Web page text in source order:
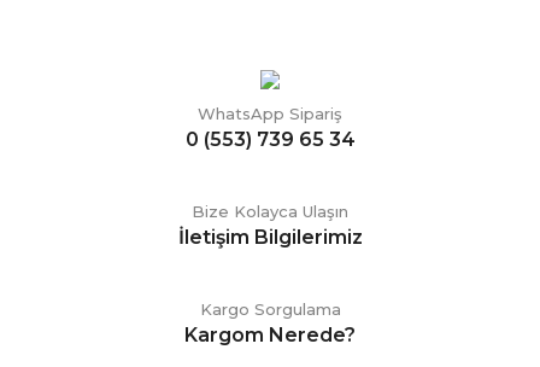
WhatsApp Sipariş
0 (553) 739 65 34
Bize Kolayca Ulaşın
İletişim Bilgilerimiz
Kargo Sorgulama
Kargom Nerede?